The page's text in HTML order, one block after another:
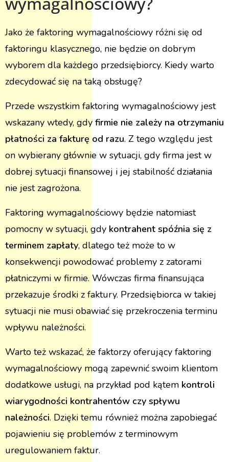
Jako że faktoring wymagalnościowy różni się od
faktoringu klasycznego, nie będzie on dobrym
wyborem dla każdego przedsiębiorcy. Kiedy warto
zdecydować się na taką obsługę?
Przede wszystkim faktoring wymagalnościowy jest
wskazany wtedy, gdy firmie nie zależy na otrzymaniu
płatności za fakturę od razu. Z tego względu jest
on wybierany głównie w sytuacji, gdy firma jest w
dobrej sytuacji finansowej i jej stabilność działania
nie jest zagrożona.
Faktoring wymagalnościowy będzie natomiast
pomocny w sytuacji, gdy kontrahent spóźnia się z
terminem zapłaty, dlatego też może to w
konsekwencji powodować problemy z zatorami
płatniczymi w firmie. Wówczas firma finansująca
przekazuje środki z faktury. Przedsiębiorca w takiej
sytuacji nie musi obawiać się przekroczenia terminu
wpływu należności.
Warto też wskazać, że faktorzy oferujący faktoring
wymagalnościowy mogą zapewnić swoim klientom
dodatkowe usługi, na przykład pod kątem kontroli
wiarygodności kontrahentów czy spływu
należności. Dzięki temu również można zapobiegać
pojawieniu się problemów z terminowym
uregulowaniem faktur.